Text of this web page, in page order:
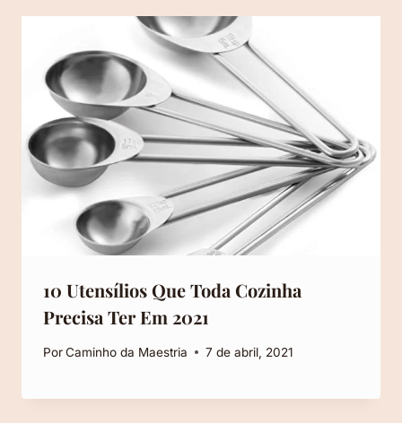
10 Utensílios Que Toda Cozinha
Precisa Ter Em 2021
PorCaminho da Maestria 7 de abril, 2021